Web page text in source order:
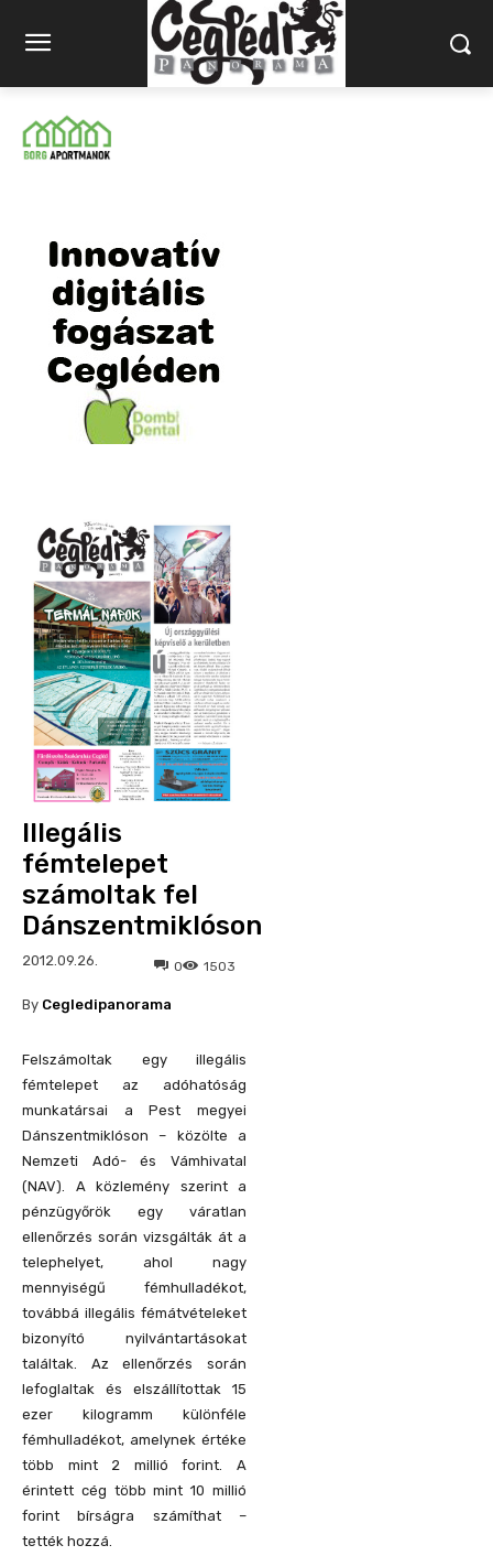
Illegális
fémtelepet
számoltak fel
Dánszentmiklóson
2012.09.26. 1503
0
By Cegledipanorama
Felszámoltak egy illegális
fémtelepet az adóhatóság
munkatársai a Pest megyei
Dánszentmiklóson – közölte a
Nemzeti Adó- és Vámhivatal
(NAV). A közlemény szerint a
pénzügyőrök egy váratlan
ellenőrzés során vizsgálták át a
telephelyet, ahol nagy
mennyiségű fémhulladékot,
továbbá illegális fémátvételeket
bizonyító nyilvántartásokat
találtak. Az ellenőrzés során
lefoglaltak és elszállítottak 15
ezer kilogramm különféle
fémhulladékot, amelynek értéke
több mint 2 millió forint. A
érintett cég több mint 10 millió
forint bírságra számíthat –
tették hozzá.